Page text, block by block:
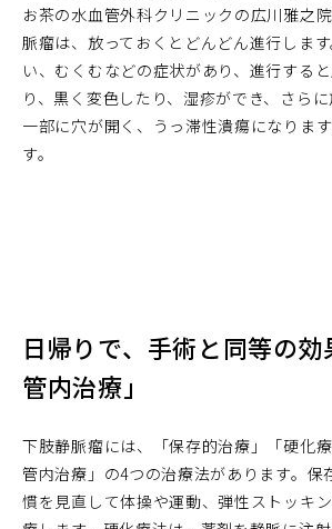
お茶の水血管外科クリニックの広川雅之
脈瘤は、放っておくとどんどん進行しま
い、むくむなどの症状があり、進行する
り、黒く変色したり、湿疹ができ、さら
一部に穴が開く、うっ滞性潰瘍になりま
す。
日帰りで、手術と同等の
管内治療」
下肢静脈瘤には、「保存的治療」「硬化
管内治療」の4つの治療法があります。保
慣を見直して体操や運動、弾性ストッキ